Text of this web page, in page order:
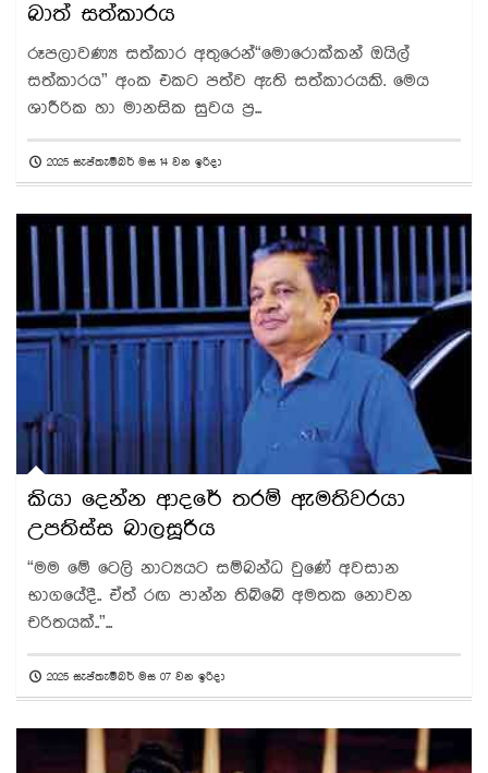
බාත් සත්කාරය
රූපලාවණ්‍ය සත්කාර අතුරෙන්“මොරොක්කන් ඔයිල්
සත්කාරය” අංක එකට පත්ව ඇති සත්කාරයකි. මෙය
ශාරීරික හා මානසික සුවය ප්‍ර...
2025 සැප්තැම්බර් මස 14 වන ඉරිදා
කියා දෙන්න ආදරේ තරම් ඇමතිවරයා
උපතිස්ස බාලසූරිය
“මම මේ ටෙලි නාට්‍යයට සම්බන්ධ වුණේ අවසාන
භාගයේදී.. ඒත් රඟ පාන්න තිබ්බේ අමතක නොවන
චරිතයක්..”...
2025 සැප්තැම්බර් මස 07 වන ඉරිදා